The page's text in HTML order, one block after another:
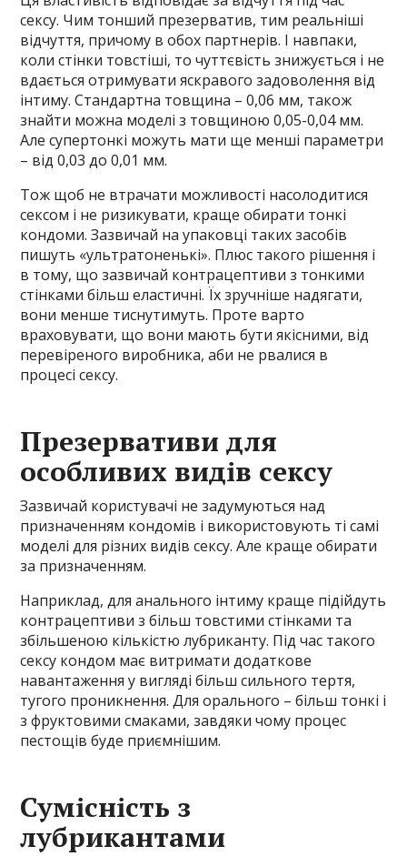
сексу. Чим тонший презерватив, тим реальніші
відчуття, причому в обох партнерів. І навпаки,
коли стінки товстіші, то чуттєвість знижується і не
вдається отримувати яскравого задоволення від
інтиму. Стандартна товщина – 0,06 мм, також
знайти можна моделі з товщиною 0,05-0,04 мм.
Але супертонкі можуть мати ще менші параметри
– від 0,03 до 0,01 мм.
Тож щоб не втрачати можливості насолодитися
сексом і не ризикувати, краще обирати тонкі
кондоми. Зазвичай на упаковці таких засобів
пишуть «ультратоненькі». Плюс такого рішення і
в тому, що зазвичай контрацептиви з тонкими
стінками більш еластичні. Їх зручніше надягати,
вони менше тиснутимуть. Проте варто
враховувати, що вони мають бути якісними, від
перевіреного виробника, аби не рвалися в
процесі сексу.
Презервативи для
особливих видів сексу
Зазвичай користувачі не задумуються над
призначенням кондомів і використовують ті самі
моделі для різних видів сексу. Але краще обирати
за призначенням.
Наприклад, для анального інтиму краще підійдуть
контрацептиви з більш товстими стінками та
збільшеною кількістю лубриканту. Під час такого
сексу кондом має витримати додаткове
навантаження у вигляді більш сильного тертя,
тугого проникнення. Для орального – більш тонкі і
з фруктовими смаками, завдяки чому процес
пестощів буде приємнішим.
Сумісність з
лубрикантами